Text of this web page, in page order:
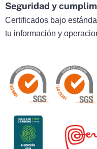
Seguridad y
Certificados bajo
tu información y